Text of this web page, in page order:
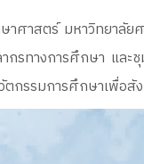
าศาสตร์ มหาวิทยาลั
รทางการศึกษา และ
กรรมการศึกษาเพื่อสั